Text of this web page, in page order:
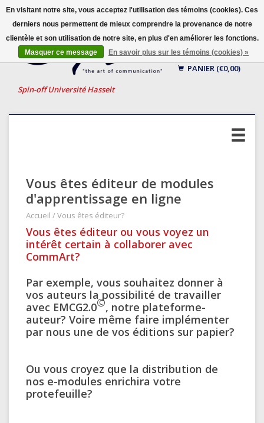
Spin-off Université Hasselt
Nederlands
English
PANIER (€0,00)
Vous êtes éditeur de modules
d'apprentissage en ligne
Accueil /Vous êtes éditeur?
Vous êtes éditeur ou vous voyez un
intérêt certain à collaborer avec
CommArt?
Par exemple, vous souhaitez donner à
vos auteurs la possibilité de travailler
avec EMCG2.0©, notre plateforme-
auteur? Voire même faire implémenter
par nous une de vos éditions sur papier?
Ou vous croyez que la distribution de
nos e-modules enrichira votre
protefeuille?
En visitant notre site, vous acceptez l'utilisation des témoins (cookies). Ces
derniers nous permettent de mieux comprendre la provenance de notre
clientèle et son utilisation de notre site, en plus d'en améliorer les fonctions.
Masquer ce message
En savoir plus sur les témoins (cookies) »